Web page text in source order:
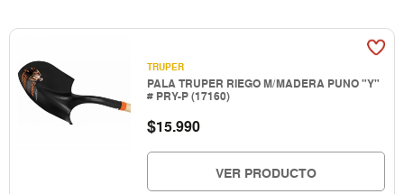
TRUPER
PALA TRUPER RIEGO M/MADERA PUNO "Y"
# PRY-P (17160)
$15.990
VER PRODUCTO